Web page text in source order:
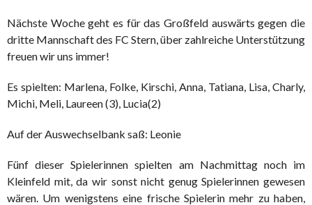
Nächste Woche geht es für das Großfeld auswärts gegen die
dritte Mannschaft des FC Stern, über zahlreiche Unterstützung
freuen wir uns immer!
Es spielten: Marlena, Folke, Kirschi, Anna, Tatiana, Lisa, Charly,
Michi, Meli, Laureen (3), Lucia(2)
Auf der Auswechselbank saß: Leonie
Fünf dieser Spielerinnen spielten am Nachmittag noch im
Kleinfeld mit, da wir sonst nicht genug Spielerinnen gewesen
wären. Um wenigstens eine frische Spielerin mehr zu haben,